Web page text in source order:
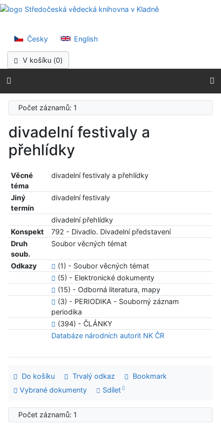
Přejít na obsah
Přejít na menu
Česky English
V košíku (0)
Počet záznamů: 1
divadelní festivaly a
přehlídky
Věcné
téma
divadelní festivaly a přehlídky
Jiný
termín
divadelní festivaly
divadelní přehlídky
Konspekt
792 - Divadlo. Divadelní představení
Druh
soub.
Soubor věcných témat
Odkazy
(1) - Soubor věcných témat
(5) - Elektronické dokumenty
(15) - Odborná literatura, mapy
(3) - PERIODIKA - Souborný záznam
periodika
(394) - ČLÁNKY
Databáze národních autorit NK ČR
Do košíku Trvalý odkaz
Bookmark
Vybrané dokumenty
Sdílet
Počet záznamů: 1